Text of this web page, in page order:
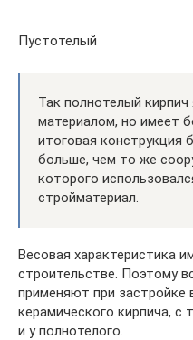
Пустотелый
Так полнотелый кирпич
материалом, но имеет
итоговая конструкция
больше, чем то же
которого
стройматериал.
Весовая характеристика
строительстве. Поэтому
применяют при застройке
керамического кирпича, с
и у полнотелого.